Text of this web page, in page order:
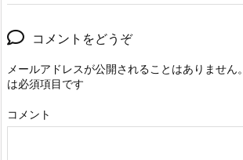
コメントをどうぞ
メールアドレスが公開されることはありません。
は必須項目です
コメント